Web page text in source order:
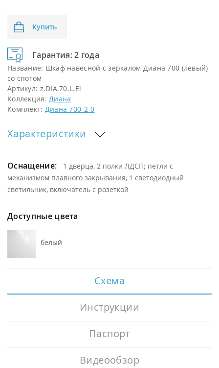
Купить
Гарантия: 2 года
Название: Шкаф навесной с зеркалом Диана 700 (левый)
со спотом
Артикул: z.DIA.70.L.El
Коллекция: Диана
Комплект: Диана 700-2-0
Характеристики
Оснащение:
1 дверца, 2 полки ЛДСП; петли с
механизмом плавного закрывания, 1 светодиодный
светильник, включатель с розеткой
Доступные цвета
белый
Схема
Инструкции
Паспорт
Видеообзор